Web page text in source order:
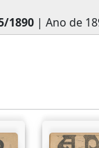
1890 | Ano de